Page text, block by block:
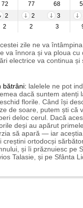
72 77 68
2 2 3
2 2 3
zile ne va
va înnora și va ploua cu
electrice va continua și
bătrâni: lalelele ne pot
dacă suntem atenți
florile. Când își
de soare, putem ști că
deloc cerul. Dacă
deși au apărut
să apară — iar aceștia
creștini ortodocși
și îi prăznuiesc pe
Talasie, și pe Sfânta